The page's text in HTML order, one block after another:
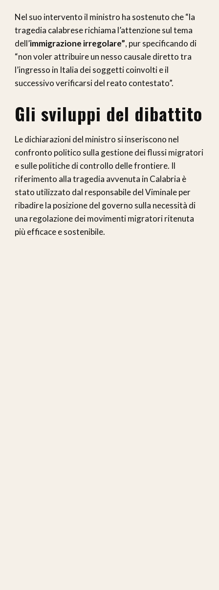
Nel suo intervento il ministro ha sostenuto che “la
tragedia calabrese richiama l’attenzione sul tema
dell’immigrazione irregolare”, pur specificando di
“non voler attribuire un nesso causale diretto tra
l’ingresso in Italia dei soggetti coinvolti e il
successivo verificarsi del reato contestato”.
Gli sviluppi del dibattito
Le dichiarazioni del ministro si inseriscono nel
confronto politico sulla gestione dei flussi migratori
e sulle politiche di controllo delle frontiere. Il
riferimento alla tragedia avvenuta in Calabria è
stato utilizzato dal responsabile del Viminale per
ribadire la posizione del governo sulla necessità di
una regolazione dei movimenti migratori ritenuta
più efficace e sostenibile.